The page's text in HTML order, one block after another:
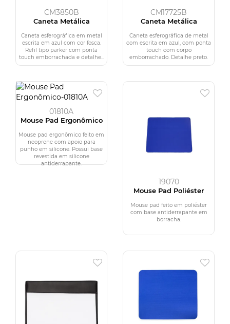
CM3850B
Caneta Metálica
Caneta esferográfica em metal
escrita em azul com cor fosca.
Refil tipo parker com ponta
touch emborrachada e detalhe...
CM17725B
Caneta Metálica
Caneta esferográfica de metal
com escrita em azul, com ponta
touch com corpo
emborrachado. Detalhe preto.
01810A
Mouse Pad Ergonômico
Mouse pad ergonômico feito em
neoprene com apoio para
punho em silicone. Possui base
revestida em silicone
antiderrapante.
19070
Mouse Pad Poliéster
Mouse pad feito em poliéster
com base antiderrapante em
borracha.